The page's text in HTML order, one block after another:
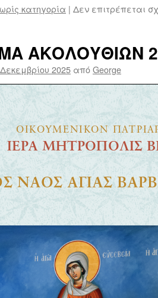
κατηγορία | Δεν επιτρέπεται
ΑΚΟΛΟΥΘΙΩΝ
2025 απόGeorge